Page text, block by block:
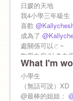
日媛的天地
我4小學三年級生
喜歡
成為了
處關係可以ㄛ~
數學白癡/社會白
別名：媛媛
#對我好我就對你
p.s.別叫我露聲
XD
What I'm
小學生
（無話可說）XD
@最棒的姐姐：